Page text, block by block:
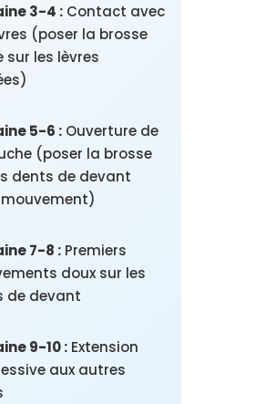
3-4 :Contact avec
(poser la brosse
sur les lèvres
5-6 :Ouverture de
(poser la brosse
dents de devant
7-8 :Premiers
doux sur les
de devant
9-10 :Extension
aux autres